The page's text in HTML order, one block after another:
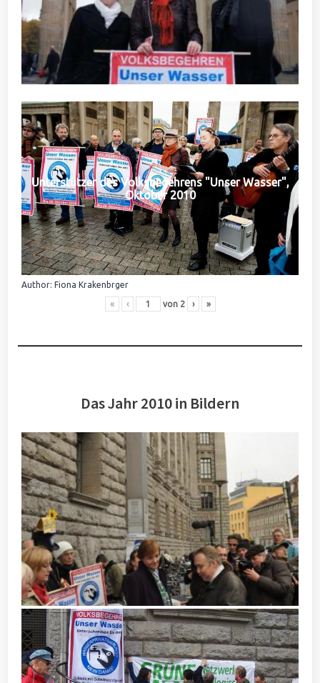
Unterstützer des Volksbegehrens "Unser Wasser",
Oktober 2010
Author: Fiona Krakenbrger
« ‹ von 2 › »
Das Jahr 2010 in Bildern